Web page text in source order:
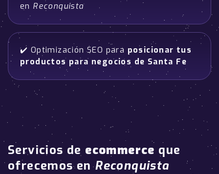
en Reconquista
✔️ Optimización SEO para posicionar tus
productos para negocios de Santa Fe
Servicios de ecommerce que
ofrecemos enReconquista